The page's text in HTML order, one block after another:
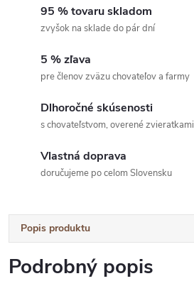
95 % tovaru skladom
zvyšok na sklade do pár dní
5 % zľava
pre členov zväzu chovateľov a farmy
Dlhoročné skúsenosti
s chovateľstvom, overené zvieratkami
Vlastná doprava
doručujeme po celom Slovensku
Popis produktu
Podrobný popis